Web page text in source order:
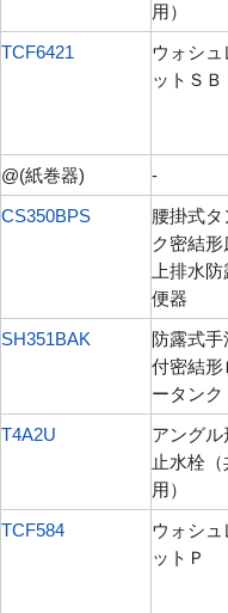
用）
TCF6421
ウォシュ
ットＳＢ
@(紙巻器)
-
CS350BPS
腰掛式タ
ク密結形
上排水
便器
SH351BAK
防露式手
付密結形
ータンク
T4A2U
アングル
止水栓（
用）
TCF584
ウォシュ
ットＰ